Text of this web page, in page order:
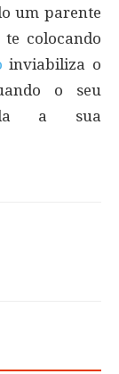
um parente
colocando
inviabiliza o
o seu
a sua